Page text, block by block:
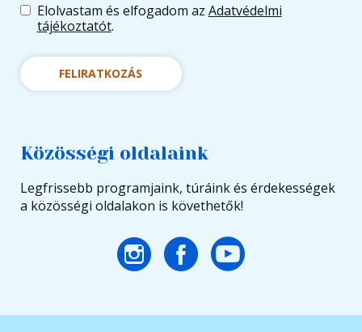
Elolvastam és elfogadom az Adatvédelmi
tájékoztatót.
FELIRATKOZÁS
Közösségi oldalaink
Legfrissebb programjaink, túráink és érdekességek
a közösségi oldalakon is követhetők!